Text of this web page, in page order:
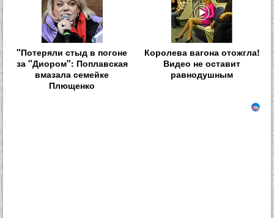
"Потеряли стыд в погоне
за "Диором": Поплавская
вмазала семейке
Плющенко
Королева вагона отожгла!
Видео не оставит
равнодушным